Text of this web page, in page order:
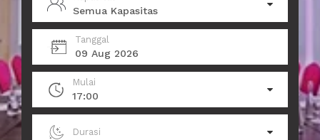
Semua Kapasitas
Tanggal
09 Aug 2026
Mulai
17:00
Durasi